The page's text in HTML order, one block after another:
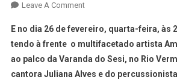
Leave A Comment
E no dia 26 de fevereiro, quarta-feira, às
tendo à frente o multifacetado artista
ao palco da Varanda do Sesi, no Rio
cantora Juliana Alves e do